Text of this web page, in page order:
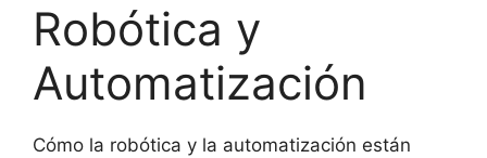
Robótica y
Automatización
Cómo la robótica y la automatización están